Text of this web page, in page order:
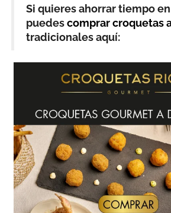
Si quieres ahorrar tiempo
puedescomprar croquetas
tradicionales aquí: